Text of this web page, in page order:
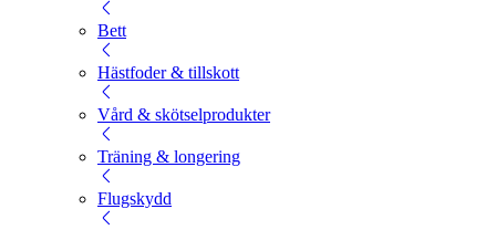
Bett
Hästfoder & tillskott
Vård & skötselprodukter
Träning & longering
Flugskydd